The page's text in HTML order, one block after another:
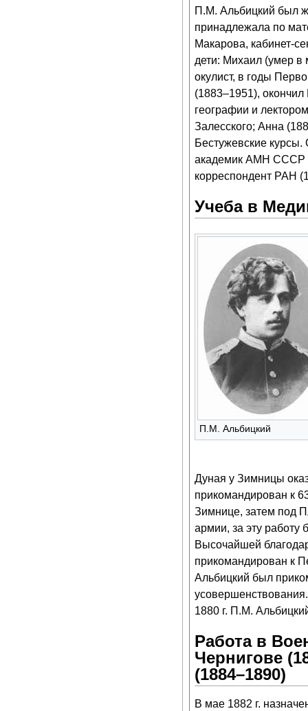
П.М. Альбицкий был
принадлежала по
Макарова, кабинет-
дети: Михаил (умер в
окулист, в годы
(1883–1951), окончил
географии и
Залесского; Анна
Бестужевские
академик АМН СССР
корреспондент РАН
Учеба в
П.М. Альбицкий
Дуная у Зимницы
прикомандирован к
Зимнице, затем под
армии, за эту работу
Высочайшей
прикомандирован к
Альбицкий был
1880 г. П.М.
Работа в
Чернигове
(1884–1890)
В мае 1882 г.